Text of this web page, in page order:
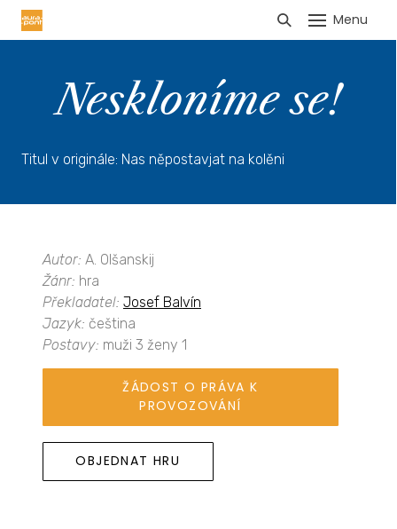
Menu
Neskloníme se!
Titul v originále: Nas něpostavjat na kolěni
Autor: A. Olšanskij
Žánr: hra
Překladatel: Josef Balvín
Jazyk: čeština
Postavy: muži 3 ženy 1
ŽÁDOST O PRÁVA K
PROVOZOVÁNÍ
OBJEDNAT HRU